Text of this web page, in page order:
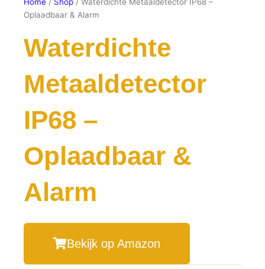
Oplaadbaar & Alarm
Waterdichte
Metaaldetector
IP68 –
Oplaadbaar &
Alarm
Bekijk op Amazon